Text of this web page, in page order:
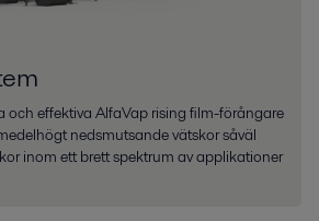
och effektiva AlfaVap rising film-förångare
nedsmutsande vätskor såväl
inom ett brett spektrum av applikationer